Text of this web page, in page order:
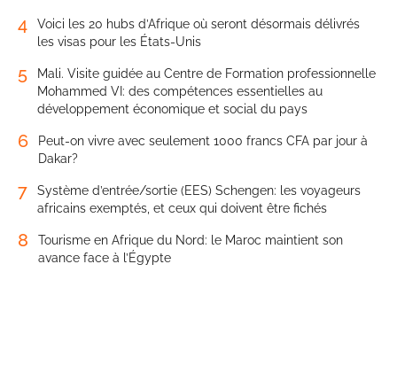
4
Voici les 20 hubs d’Afrique où seront désormais délivrés
les visas pour les États-Unis
5
Mali. Visite guidée au Centre de Formation professionnelle
Mohammed VI: des compétences essentielles au
développement économique et social du pays
6
Peut-on vivre avec seulement 1000 francs CFA par jour à
Dakar?
7
Système d’entrée/sortie (EES) Schengen: les voyageurs
africains exemptés, et ceux qui doivent être fichés
8
Tourisme en Afrique du Nord: le Maroc maintient son
avance face à l’Égypte